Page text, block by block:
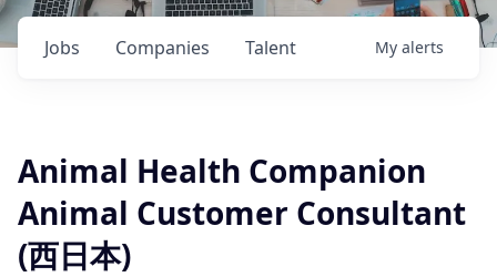
Jobs Companies Talent My alerts
Animal Health Companion
Animal Customer Consultant
(西日本)